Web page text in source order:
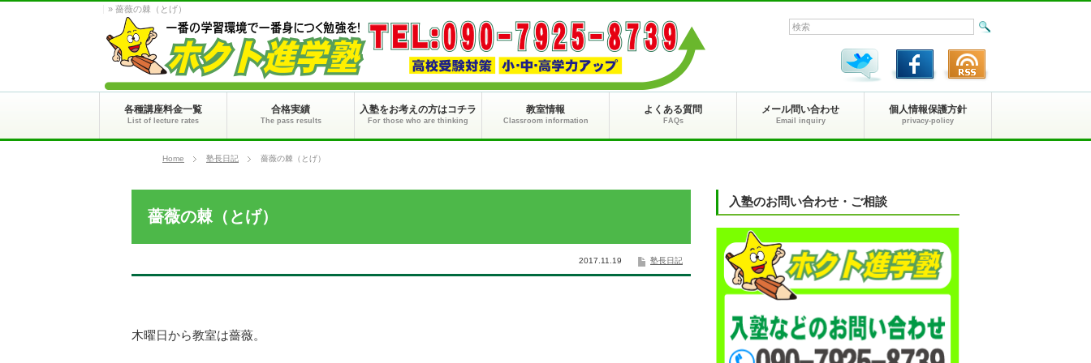
» 薔薇の棘（とげ）
各種講座料金一覧
List of lecture rates
合格実績
The pass results
入塾をお考えの方はコチラ
For those who are thinking
教室情報
Classroom information
よくある質問
FAQs
メール問い合わせ
Email inquiry
個人情報保護方針
privacy-policy
Home 塾長日記 薔薇の棘（とげ）
薔薇の棘（とげ）
塾長日記
2017.11.19
木曜日から教室は薔薇。
入塾のお問い合わせ・ご相談